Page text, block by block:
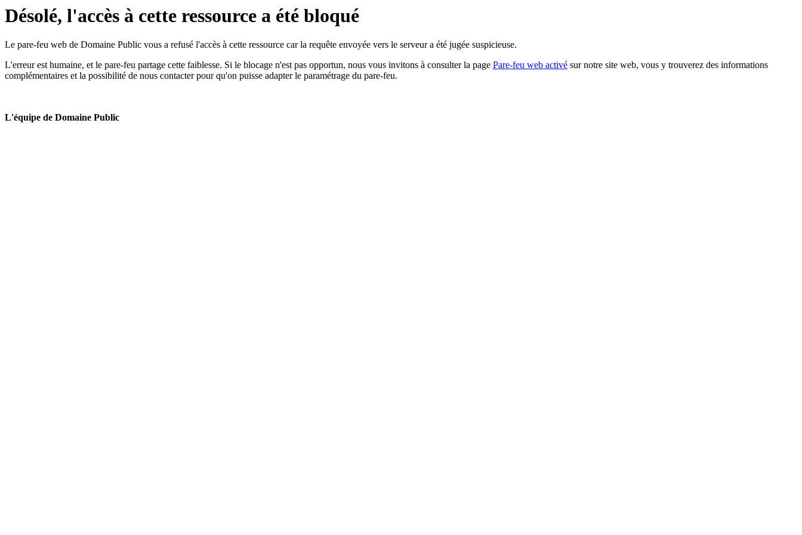
Désolé, l'accès à cette ressource a été bloqué
Le pare-feu web de Domaine Public vous a refusé l'accès à cette ressource car la requête envoyée vers le serveur a été jugée suspicieuse.
L'erreur est humaine, et le pare-feu partage cette faiblesse. Si le blocage n'est pas opportun, nous vous invitons à consulter la page Pare-feu web activé sur notre site web, vous y trouverez des informations
complémentaires et la possibilité de nous contacter pour qu'on puisse adapter le paramétrage du pare-feu.
L'équipe de Domaine Public